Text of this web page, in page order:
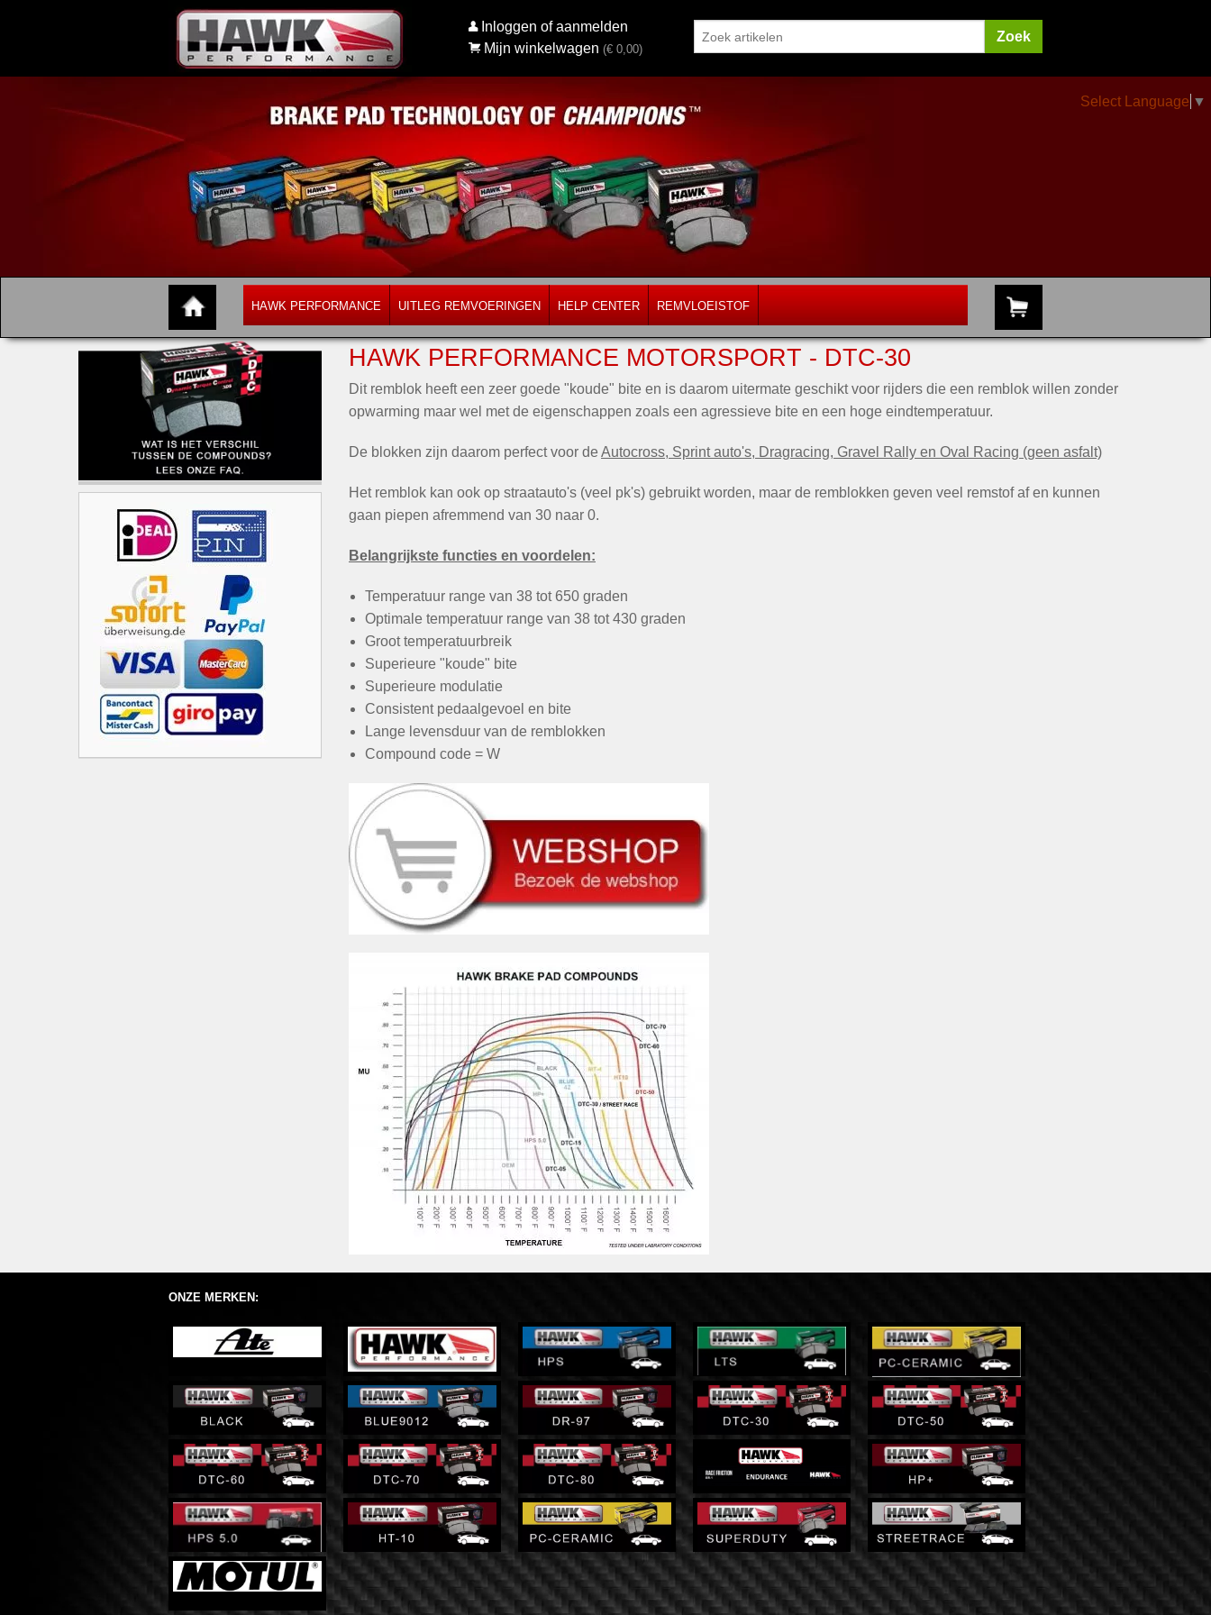
Inloggen of aanmelden
Mijn winkelwagen (€0,00)
Select Language ▼
HAWK PERFORMANCE UITLEG REMVOERINGEN HELP CENTER REMVLOEISTOF
HAWK PERFORMANCE MOTORSPORT - DTC-30
Dit remblok heeft een zeer goede "koude" bite en is daarom uitermate geschikt voor rijders die een remblok willen zonder
opwarming maar wel met de eigenschappen zoals een agressieve bite en een hoge eindtemperatuur.
De blokken zijn daarom perfect voor de Autocross, Sprint auto's, Dragracing, Gravel Rally en Oval Racing (geen asfalt)
Het remblok kan ook op straatauto's (veel pk's) gebruikt worden, maar de remblokken geven veel remstof af en kunnen
gaan piepen afremmend van 30 naar 0.
Belangrijkste functies en voordelen:
Temperatuur range van 38 tot 650 graden
Optimale temperatuur range van 38 tot 430 graden
Groot temperatuurbreik
Superieure "koude" bite
Superieure modulatie
Consistent pedaalgevoel en bite
Lange levensduur van de remblokken
Compound code = W
ONZE MERKEN: